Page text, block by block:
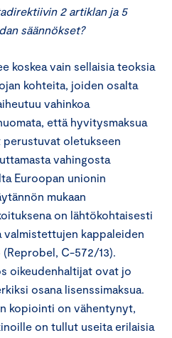
2 artiklan ja 5
säännökset?
koskea vain sellaisia teoksia
kohteita, joiden osalta
vahinkoa
että hyvitysmaksua
perustuvat oletukseen
vahingosta
Euroopan unionin
mukaan
on lähtökohtaisesti
valmistettujen kappaleiden
C-572/13).
oikeudenhaltijat ovat jo
osana lisenssimaksua.
kopiointi on vähentynyt,
on tullut useita erilaisia